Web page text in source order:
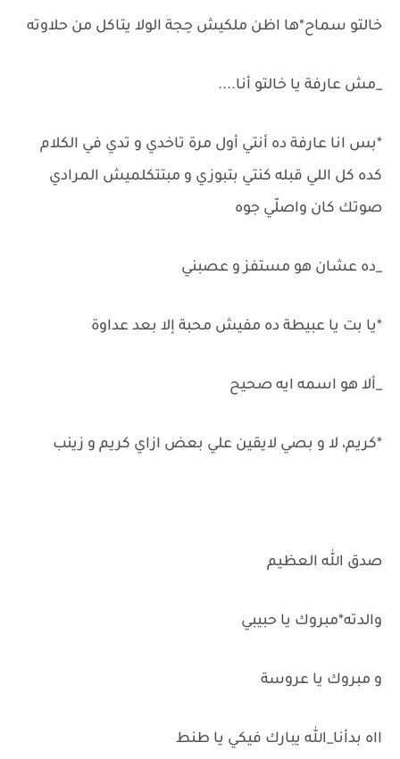
خالتو سماح*ها اظن ملكيش حِجة الولا يتاكل من حلاوته
_مش عارفة يا خالتو أنا....
*بس انا عارفة ده أنتي أول مرة تاخدي و تدي في الكلام
كده كل اللي قبله كنتي بتبوزي و مبتتكلميش المرادي
صوتك كان واصلّي جوه
_ده عشان هو مستفز و عصبني
*يا بت يا عبيطة ده مفيش محبة إلا بعد عداوة
_ألا هو اسمه ايه صحيح
*كريم، لا و بصي لايقين علي بعض ازاي كريم و زينب
صدق الله العظيم
والدته*مبروك يا حبيبي
و مبروك يا عروسة
ااه بدأنا_الله يبارك فيكي يا طنط